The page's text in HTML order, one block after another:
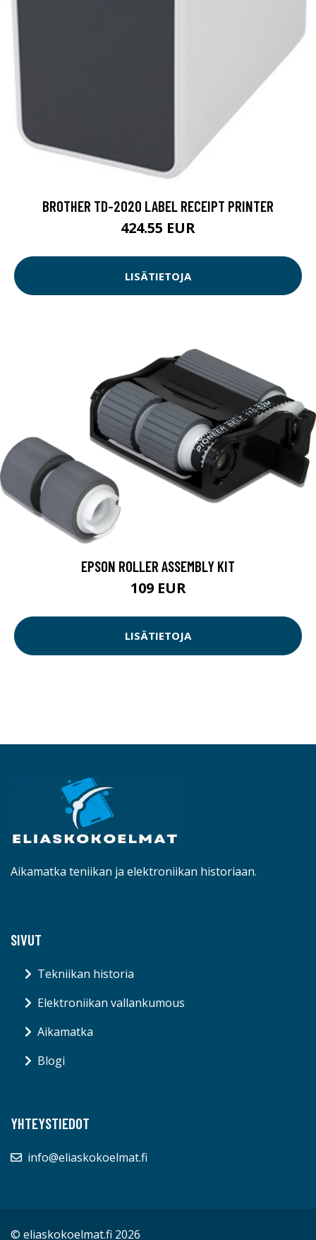
BROTHER TD-2020 LABEL RECEIPT PRINTER
424.55 EUR
LISÄTIETOJA
EPSON ROLLER ASSEMBLY KIT
109 EUR
LISÄTIETOJA
Aikamatka teniikan ja elektroniikan historiaan.
SIVUT
Tekniikan historia
Elektroniikan vallankumous
Aikamatka
Blogi
YHTEYSTIEDOT
info@eliaskokoelmat.fi
© eliaskokoelmat.fi 2026